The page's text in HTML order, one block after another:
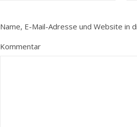
Name, E-Mail-Adresse und Website in
Kommentar